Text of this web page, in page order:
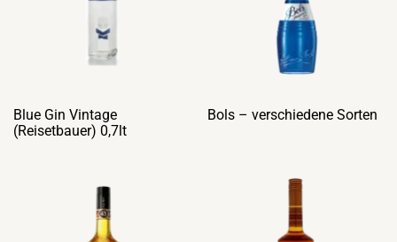
Blue Gin Vintage
(Reisetbauer) 0,7lt
Bols – verschiedene Sorten